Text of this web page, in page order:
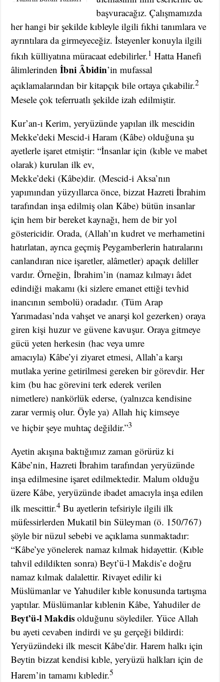
başvuracağız. Çalışmamızda
her hangi bir şekilde kıbleyle ilgili fıkhi tanımlara ve
ayrıntılara da girmeyeceğiz. İsteyenler konuyla ilgili
fıkıh külliyatına müracaat edebilirler.1 Hatta Hanefi
âlimlerindenİbni Âbidin’in mufassal
açıklamalarından bir kitapçık bile ortaya çıkabilir.2
Mesele çok teferruatlı şekilde izah edilmiştir.
Kur’an-ı Kerim, yeryüzünde yapılan ilk mescidin
Mekke’deki Mescid-i Haram (Kâbe) olduğuna şu
ayetlerle işaret etmiştir: “İnsanlar için (kıble ve mabet
olarak) kurulan ilk ev,
Mekke’deki (Kâbe)dir. (Mescid-i Aksa’nın
yapımından yüzyıllarca önce, bizzat Hazreti İbrahim
tarafından inşa edilmiş olan Kâbe) bütün insanlar
için hem bir bereket kaynağı, hem de bir yol
göstericidir. Orada, (Allah’ın kudret ve merhametini
hatırlatan, ayrıca geçmiş Peygamberlerin hatıralarını
canlandıran nice işaretler, alâmetler) apaçık deliller
vardır. Örneğin, İbrahim’in (namaz kılmayı âdet
edindiği makamı (ki sizlere emanet ettiği tevhid
inancının sembolü) oradadır. (Tüm Arap
Yarımadası’nda vahşet ve anarşi kol gezerken) oraya
giren kişi huzur ve güvene kavuşur. Oraya gitmeye
gücü yeten herkesin (hac veya umre
amacıyla) Kâbe’yi ziyaret etmesi, Allah’a karşı
mutlaka yerine getirilmesi gereken bir görevdir. Her
kim (bu hac görevini terk ederek verilen
nimetlere) nankörlük ederse, (yalnızca kendisine
zarar vermiş olur. Öyle ya) Allah hiç kimseye
ve hiçbir şeye muhtaç değildir.”3
Ayetin akışına baktığımız zaman görürüz ki
Kâbe’nin, Hazreti İbrahim tarafından yeryüzünde
inşa edilmesine işaret edilmektedir. Malum olduğu
üzere Kâbe, yeryüzünde ibadet amacıyla inşa edilen
ilk mescittir.4 Bu ayetlerin tefsiriyle ilgili ilk
müfessirlerden Mukatil bin Süleyman (ö. 150/767)
şöyle bir nüzul sebebi ve açıklama sunmaktadır:
“Kâbe’ye yönelerek namaz kılmak hidayettir. (Kıble
tahvil edildikten sonra) Beyt’ü-l Makdis’e doğru
namaz kılmak dalalettir. Rivayet edilir ki
Müslümanlar ve Yahudiler kıble konusunda tartışma
yaptılar. Müslümanlar kıblenin Kâbe, Yahudiler de
Beyt’ü-l Makdisolduğunu söylediler. Yüce Allah
bu ayeti cevaben indirdi ve şu gerçeği bildirdi:
Yeryüzündeki ilk mescit Kâbe’dir. Harem halkı için
Beytin bizzat kendisi kıble, yeryüzü halkları için de
Harem’in tamamı kıbledir.5